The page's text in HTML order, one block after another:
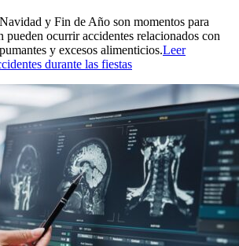
y Fin de Año son momentos para
pueden ocurrir accidentes relacionados con
y excesos alimenticios.Leer
durante las fiestas